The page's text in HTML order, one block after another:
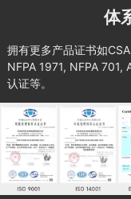
体
拥有更多产品证书如
NFPA 1971, NFPA 701,
认证等。